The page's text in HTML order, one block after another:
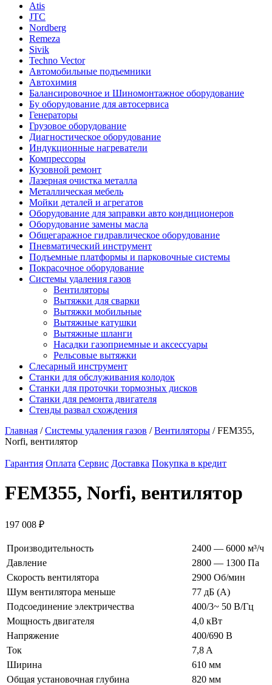
Atis
JTC
Nordberg
Remeza
Sivik
Techno Vector
Автомобильные подъемники
Автохимия
Балансировочное и Шиномонтажное оборудование
Бу оборудование для автосервиса
Генераторы
Грузовое оборудование
Диагностическое оборудование
Индукционные нагреватели
Компрессоры
Кузовной ремонт
Лазерная очистка металла
Металлическая мебель
Мойки деталей и агрегатов
Оборудование для заправки авто кондиционеров
Оборудование замены масла
Общегаражное гидравлическое оборудование
Пневматический инструмент
Подъемные платформы и парковочные системы
Покрасочное оборудование
Системы удаления газов
Вентиляторы
Вытяжки для сварки
Вытяжки мобильные
Вытяжные катушки
Вытяжные шланги
Насадки газоприемные и аксессуары
Рельсовые вытяжки
Слесарный инструмент
Станки для обслуживания колодок
Станки для проточки тормозных дисков
Станки для ремонта двигателя
Стенды развал схождения
Главная /Системы удаления газов /Вентиляторы / FEM355,
Norfi, вентилятор
Гарантия Оплата Сервис Доставка Покупка в кредит
FEM355, Norfi, вентилятор
197 008 ₽
Производительность
2400 — 6000 м³/ч
Давление
2800 — 1300 Па
Скорость вентилятора
2900 Oб/мин
Шум вентилятора меньше
77 дБ (А)
Подсоединение электричества
400/3~ 50 В/Гц
Мощность двигателя
4,0 кВт
Напряжение
400/690 В
Ток
7,8 A
Ширина
610 мм
Общая установочная глубина
820 мм